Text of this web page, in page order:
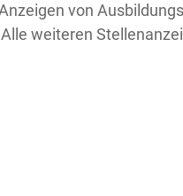
von
weiteren